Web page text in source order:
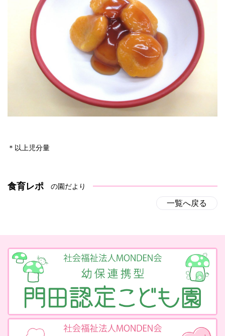
＊以上児分量
食育レポ の園だより
一覧へ戻る